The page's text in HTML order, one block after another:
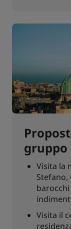
gruppo
Visita la
Visita il